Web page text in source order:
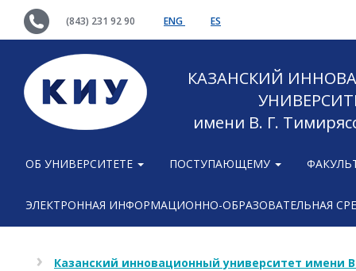
(843) 231 92 90 ENG ES
КАЗАНСКИЙ
имени В. Г.
ОБ УНИВЕРСИТЕТЕ ПОСТУПАЮЩЕМУ
ЭЛЕКТРОННАЯ ИНФОРМАЦИОННО-ОБРАЗОВАТЕЛЬНАЯ
Казанский инновационный университет имени